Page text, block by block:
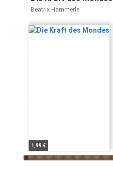
Beatrix Hammerle
1,99 €